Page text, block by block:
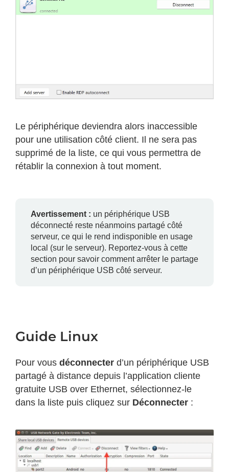
Le périphérique deviendra alors inaccessible
pour une utilisation côté client. Il ne sera pas
supprimé de la liste, ce qui vous permettra de
rétablir la connexion à tout moment.
Avertissement : un périphérique USB
déconnecté reste néanmoins partagé côté
serveur, ce qui le rend indisponible en usage
local (sur le serveur). Reportez-vous à cette
section pour savoir comment arrêter le partage
d’un périphérique USB côté serveur.
Guide Linux
Pour vous déconnecter d’un périphérique USB
partagé à distance depuis l’application cliente
gratuite USB over Ethernet, sélectionnez-le
dans la liste puis cliquez sur Déconnecter :